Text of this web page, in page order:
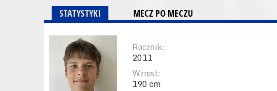
STATYSTYKI MECZ PO MECZU
Rocznik:
2011
Wzrost:
190 cm